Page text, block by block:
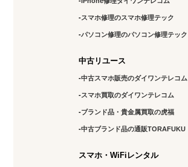
スマホ修理のスマホ修理テック
パソコン修理のパソコン修理テック
中古リユース
中古スマホ販売のダイワンテレコム
スマホ買取のダイワンテレコム
ブランド品・貴金属買取の虎福
中古ブランド品の通販TORAFUKU
スマホ・WiFiレンタル